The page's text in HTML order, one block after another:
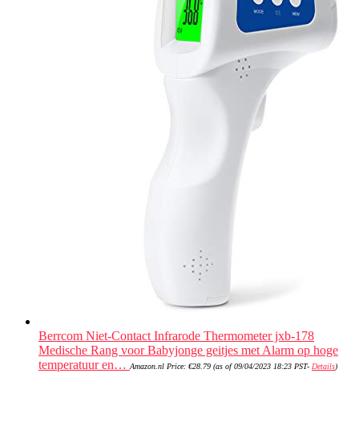
Berrcom Niet-Contact Infrarode Thermometer jxb-178
Medische Rang voor Babyjonge geitjes met Alarm op hoge
temperatuur en… Amazon.nl Price: €28.79 (as of 09/04/2023 18:23 PST- Details)